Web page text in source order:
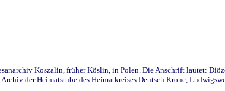
Koszalin, früher Köslin, in Polen. Die Anschrift lautet:
der Heimatstube des Heimatkreises Deutsch Krone,